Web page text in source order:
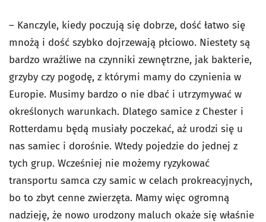
– Kanczyle, kiedy poczują się dobrze, dość łatwo się
mnożą i dość szybko dojrzewają płciowo. Niestety są
bardzo wrażliwe na czynniki zewnętrzne, jak bakterie,
grzyby czy pogodę, z którymi mamy do czynienia w
Europie. Musimy bardzo o nie dbać i utrzymywać w
określonych warunkach. Dlatego samice z Chester i
Rotterdamu będą musiały poczekać, aż urodzi się u
nas samiec i dorośnie. Wtedy pojedzie do jednej z
tych grup. Wcześniej nie możemy ryzykować
transportu samca czy samic w celach prokreacyjnych,
bo to zbyt cenne zwierzęta. Mamy więc ogromną
nadzieję, że nowo urodzony maluch okaże się właśnie